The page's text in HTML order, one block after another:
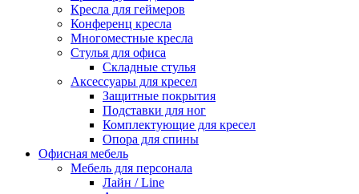
Кресла для геймеров
Конференц кресла
Многоместные кресла
Стулья для офиса
Складные стулья
Аксессуары для кресел
Защитные покрытия
Подставки для ног
Комплектующие для кресел
Опора для спины
Офисная мебель
Мебель для персонала
Лайн / Line